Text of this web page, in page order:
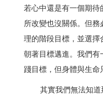
若心中還是有一個期
所改變也沒關係。但
理的階段目標，並選擇
朝著目標邁進。我們
踐目標，但身體與生命
其實我們無法知道